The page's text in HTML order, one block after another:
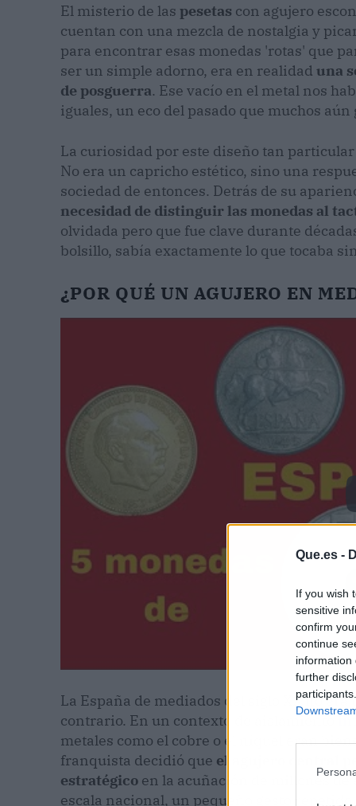
Que.es -
If you wish
sensitive
confirm
continue
information
further
El misterio de las pesetas con agujero
cuentan con una mezcla de nostalgia y
para encontrar esas monedas 'rotas' que
ser un simple adorno, era en realidad una
de posguerra. Ese vacío en el metal nos
iguales, un eco del pasado que muchos aún
La curiosidad por este diseño tan
No era un capricho estético, sino una
sociedad de entonces. Detrás de su
necesidad de distinguir las monedas al
olvidada pero que fue clave durante
bolsillo, sabía exactamente lo que tocaba
¿POR QUÉ UN AGUJERO EN
La España de mediados del siglo XX no
contrario. En un contexto de aislamiento
metales como el cobre o el níquel eran
franquista decidió que el agujero central
estratégico en la acuñación de millones de
escala nacional, un pequeño gesto